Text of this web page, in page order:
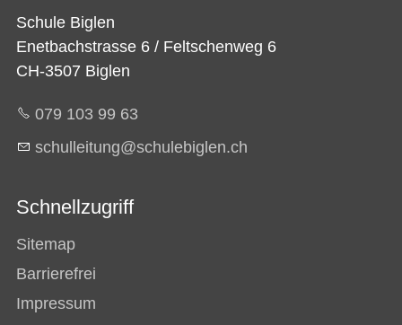
Schule Biglen
Enetbachstrasse 6 / Feltschenweg 6
CH-3507 Biglen
079 103 99 63
sch
t ng sch b gl n ch
Schnellzugriff
Sitemap
Barrierefrei
Impressum